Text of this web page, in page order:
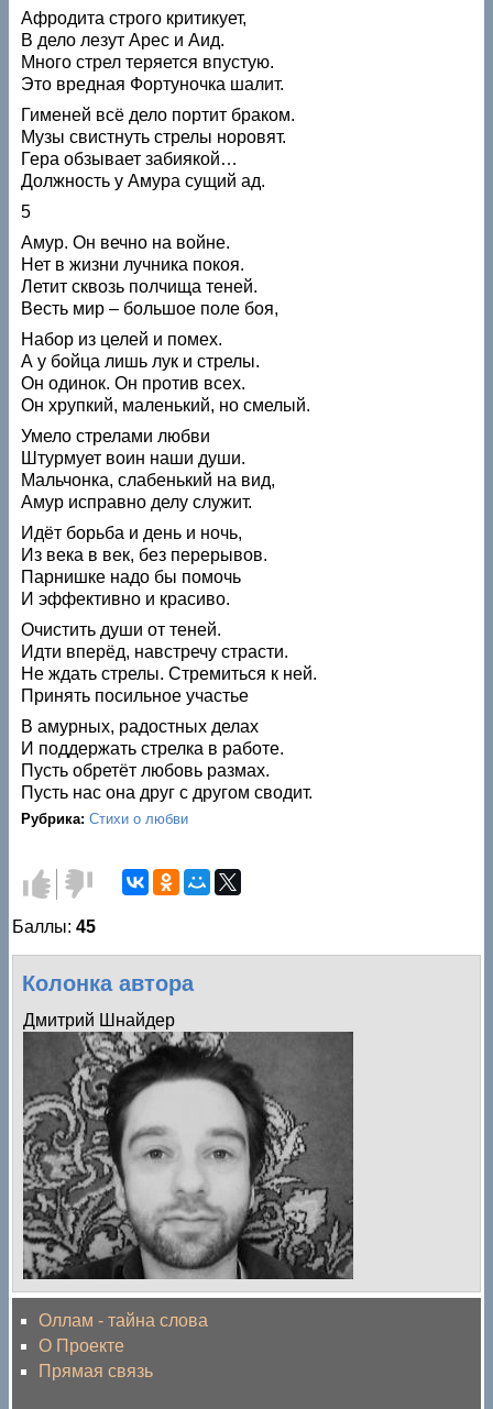
Афродита строго критикует,
В дело лезут Арес и Аид.
Много стрел теряется впустую.
Это вредная Фортуночка шалит.
Гименей всё дело портит браком.
Музы свистнуть стрелы норовят.
Гера обзывает забиякой…
Должность у Амура сущий ад.
5
Амур. Он вечно на войне.
Нет в жизни лучника покоя.
Летит сквозь полчища теней.
Весть мир – большое поле боя,
Набор из целей и помех.
А у бойца лишь лук и стрелы.
Он одинок. Он против всех.
Он хрупкий, маленький, но смелый.
Умело стрелами любви
Штурмует воин наши души.
Мальчонка, слабенький на вид,
Амур исправно делу служит.
Идёт борьба и день и ночь,
Из века в век, без перерывов.
Парнишке надо бы помочь
И эффективно и красиво.
Очистить души от теней.
Идти вперёд, навстречу страсти.
Не ждать стрелы. Стремиться к ней.
Принять посильное участье
В амурных, радостных делах
И поддержать стрелка в работе.
Пусть обретёт любовь размах.
Пусть нас она друг с другом сводит.
Рубрика:Стихи о любви
Голос
за!
Голос
против!
Баллы:45
Колонка автора
Дмитрий Шнайдер
Оллам - тайна слова
О Проекте
Прямая связь